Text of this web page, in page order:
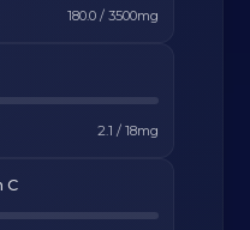
180.0/ 3500mg
2.1 / 18mg
C